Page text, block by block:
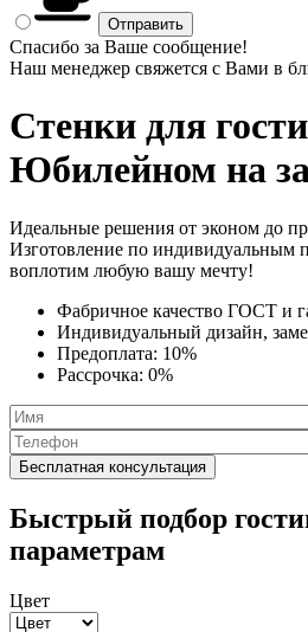
Спасибо за Ваше сообщение!
Наш менеджер свяжется с Вами в
Стенки для
Юбилейном на
Идеальные решения от эконом до
Изготовление по индивидуальным
воплотим любую вашу мечту!
Фабричное качество ГОСТ и
Индивидуальный дизайн,
Предоплата: 10%
Рассрочка: 0%
Быстрый подбор
параметрам
Цвет